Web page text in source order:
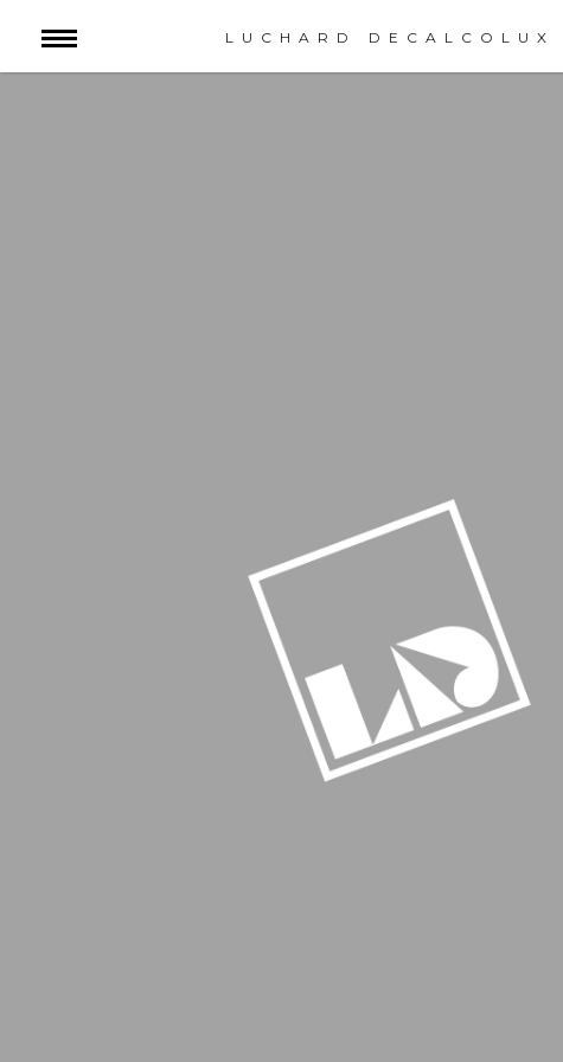
LUCHARD DECALCOLUX